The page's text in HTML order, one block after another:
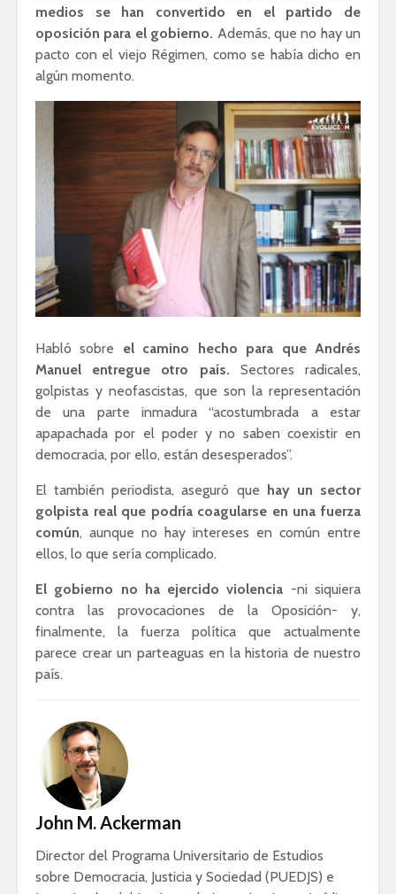
medios se han convertido en el partido de
oposición para el gobierno. Además, que no hay un
pacto con el viejo Régimen, como se había dicho en
algún momento.
Habló sobre el camino hecho para que Andrés
Manuel entregue otro país. Sectores radicales,
golpistas y neofascistas, que son la representación
de una parte inmadura “acostumbrada a estar
apapachada por el poder y no saben coexistir en
democracia, por ello, están desesperados”.
El también periodista, aseguró que hay un sector
golpista real que podría coagularse en una fuerza
común, aunque no hay intereses en común entre
ellos, lo que sería complicado.
El gobierno no ha ejercido violencia -ni siquiera
contra las provocaciones de la Oposición- y,
finalmente, la fuerza política que actualmente
parece crear un parteaguas en la historia de nuestro
país.
John M. Ackerman
Director del Programa Universitario de Estudios
sobre Democracia, Justicia y Sociedad (PUEDJS) e